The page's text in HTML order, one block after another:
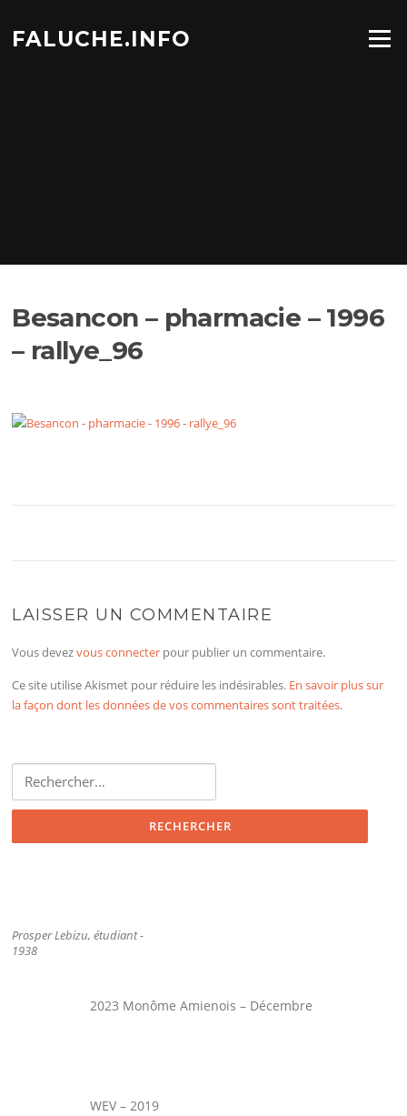
contenu
FALUCHE.INFO Menu
Besancon – pharmacie – 1996
– rallye_96
LAISSER UN COMMENTAIRE
Vous devezvous connecter pour publier un commentaire.
Ce site utilise Akismet pour réduire les indésirables. En savoir plus sur
la façon dont les données de vos commentaires sont traitées.
Rechercher :
Prosper Lebizu, étudiant -
1938
2023 Monôme Amienois – Décembre
WEV – 2019